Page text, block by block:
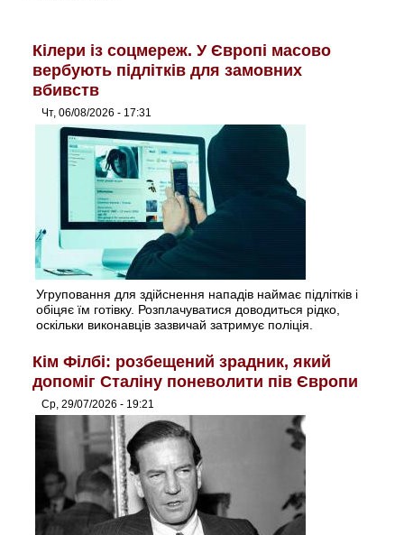
Кілери із соцмереж. У Європі масово
вербують підлітків для замовних
вбивств
Чт, 06/08/2026 - 17:31
Угруповання для здійснення нападів наймає підлітків і
обіцяє їм готівку. Розплачуватися доводиться рідко,
оскільки виконавців зазвичай затримує поліція.
Кім Філбі: розбещений зрадник, який
допоміг Сталіну поневолити пів Європи
Ср, 29/07/2026 - 19:21